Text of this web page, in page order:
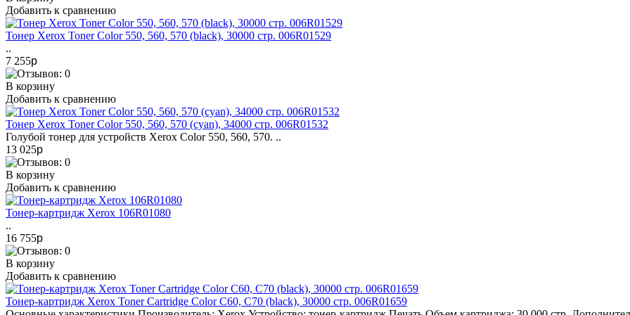
Добавить к сравнению
Тонер Xerox Toner Color 550, 560, 570 (black), 30000 стр. 006R01529
..
7 255p
В корзину
Добавить к сравнению
Тонер Xerox Toner Color 550, 560, 570 (cyan), 34000 стр. 006R01532
Голубой тонер для устройств Xerox Color 550, 560, 570. ..
13 025p
В корзину
Добавить к сравнению
Тонер-картридж Xerox 106R01080
..
16 755p
В корзину
Добавить к сравнению
Тонер-картридж Xerox Toner Cartridge Color С60, C70 (black), 30000 стр. 006R01659